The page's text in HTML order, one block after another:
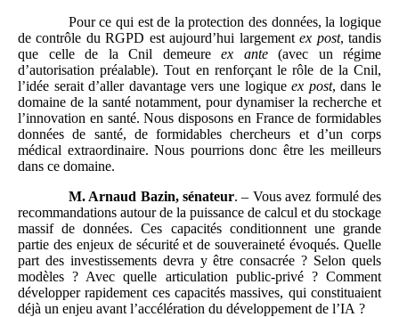
Pour ce qui est de la protection des données, la logique
de contrôle du RGPD est aujourd’hui largementex post, tandis
que celle de la Cnil demeure ex ante(avec un régime
d’autorisation préalable). Tout en renforçant le rôle de la Cnil,
l’idée serait d’aller davantage vers une logiqueex post, dans le
domaine de la santé notamment, pour dynamiser la recherche et
l’innovation en santé. Nous disposons en France de formidables
données de santé, de formidables chercheurs et d’un corps
médical extraordinaire. Nous pourrions donc être les meilleurs
dans ce domaine.
M. Arnaud Bazin, sénateur. – Vous avez formulé des
recommandations autour de la puissance de calcul et du stockage
massif de données. Ces capacités conditionnent une grande
partie des enjeux de sécurité et de souveraineté évoqués. Quelle
part des investissements devra y être consacrée ? Selon quels
modèles ? Avec quelle articulation public‑privé ? Comment
développer rapidement ces capacités massives, qui constituaient
déjà un enjeu avant l’accélération du développement de l’IA ?